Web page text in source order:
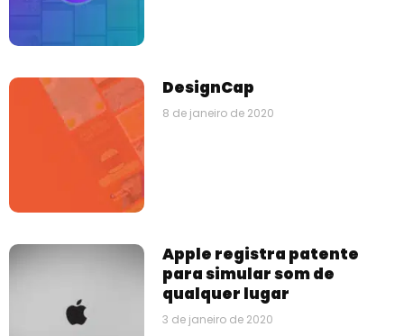
DesignCap
8 de janeiro de 2020
Apple registra patente
para simular som de
qualquer lugar
3 de janeiro de 2020